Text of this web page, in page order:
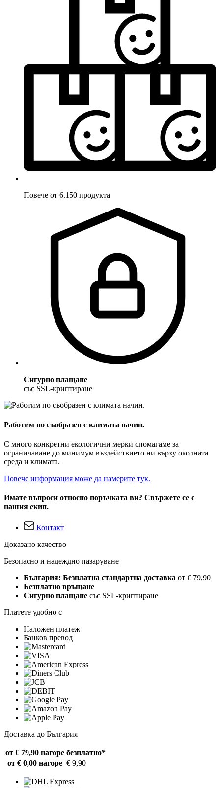
Повече от 6.150 продукта
Сигурно плащане
със SSL-криптиране
Работим по съобразен с климата начин.
С много конкретни екологични мерки спомагаме за
ограничаване до минимум въздействието ни върху околната
среда и климата.
Повече информация може да намерите тук.
Имате въпроси относно поръчката ви? Свържете се с
нашия екип.
Контакт
Доказано качество
Безопасно и надеждно пазаруване
България: Безплатна стандартна доставка от € 79,90
Безплатно връщане
Сигурно плащане със SSL-криптиране
Платете удобно с
Наложен платеж
Банков превод
Доставка до България
от € 79,90 нагоре безплатно*
от € 0,00 нагоре € 9,90